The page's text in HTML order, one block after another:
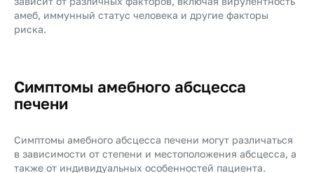
амеб, иммунный статус человека и другие факторы
риска.
Симптомы амебного абсцесса
печени
Симптомы амебного абсцесса печени могут различаться
в зависимости от степени и местоположения абсцесса, а
также от индивидуальных особенностей пациента.